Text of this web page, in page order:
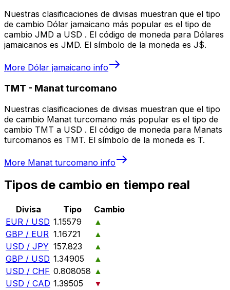
Nuestras clasificaciones de divisas muestran que el tipo
de cambio Dólar jamaicano más popular es el tipo de
cambio JMD a USD . El código de moneda para Dólares
jamaicanos es JMD. El símbolo de la moneda es J$.
More Dólar jamaicano info
TMT - Manat turcomano
Nuestras clasificaciones de divisas muestran que el tipo
de cambio Manat turcomano más popular es el tipo de
cambio TMT a USD . El código de moneda para Manats
turcomanos es TMT. El símbolo de la moneda es T.
More Manat turcomano info
Tipos de cambio en tiempo real
Divisa Tipo
Cambio
EUR / USD 1.15579
▲
GBP / EUR 1.16721
▲
USD / JPY 157.823
▲
GBP / USD 1.34905
▲
USD / CHF 0.808058 ▲
USD / CAD 1.39505
▼